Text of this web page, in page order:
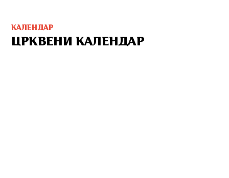
КАЛЕНДАР
ЦРКВЕНИ КАЛЕНДАР